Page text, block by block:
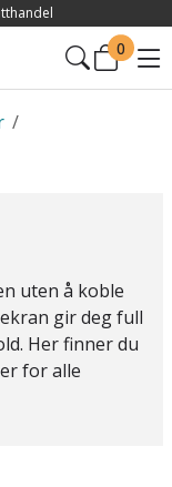
0
/
uten å koble
gir deg full
Her finner du
for alle